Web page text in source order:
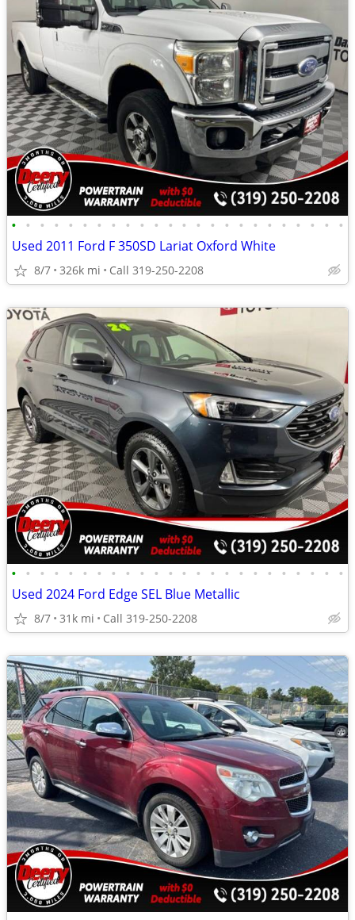
• • • • • • • • • • • • • • • • • • • • • • • •
Used 2011 Ford F 350SD Lariat Oxford White
8/7 326k mi Call 319-250-2208
• • • • • • • • • • • • • • • • • • • • • • • •
Used 2024 Ford Edge SEL Blue Metallic
8/7 31k mi Call 319-250-2208